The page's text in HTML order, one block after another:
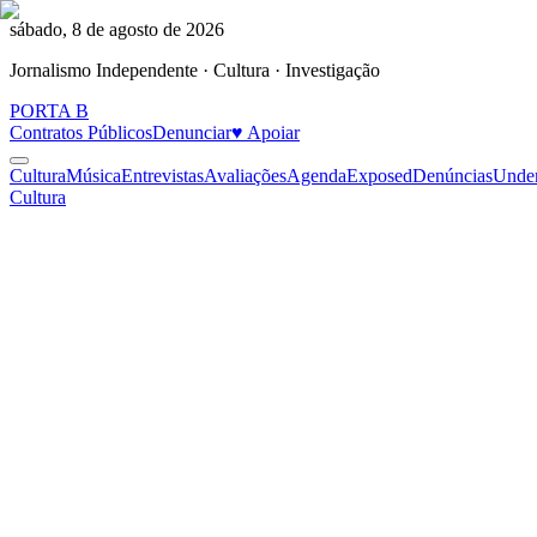
sábado, 8 de agosto de 2026
Jornalismo Independente · Cultura · Investigação
PORTA B
Contratos PúblicosDenunciar♥ Apoiar
CulturaMúsicaEntrevistasAvaliaçõesAgendaExposedDenúncias
Cultura